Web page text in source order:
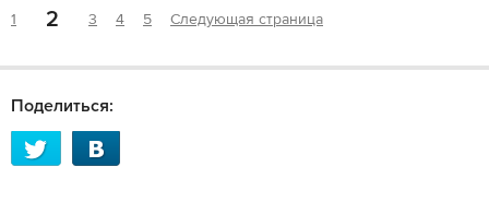
1 2 3 4 5 Следующая страница
Поделиться: